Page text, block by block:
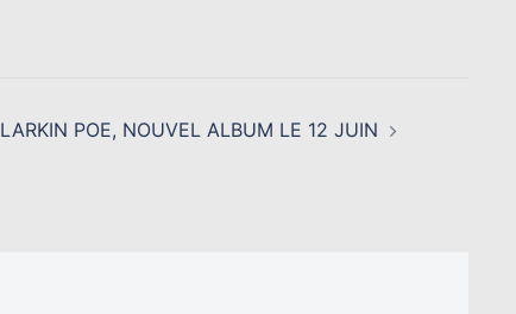
LARKIN POE, NOUVEL ALBUM LE 12 JUIN